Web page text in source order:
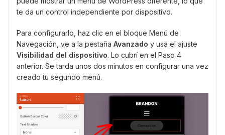
te da un control independiente por dispositivo.
Para configurarlo, haz clic en el bloque Menú de
Navegación, ve a la pestaña Avanzado y usa el ajuste
Visibilidad del dispositivo. Lo cubrí en el Paso 4
anterior. Se tarda unos dos minutos en configurar una vez
creado tu segundo menú.